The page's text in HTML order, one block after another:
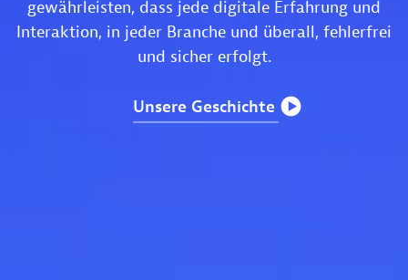
gewährleisten, dass jede digitale Erfahrung und
Interaktion, in jeder Branche und überall, fehlerfrei
und sicher erfolgt.
Unsere Geschichte